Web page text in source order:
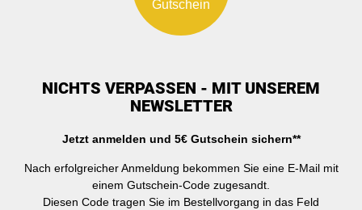
Gutschein
NICHTS VERPASSEN - MIT UNSEREM
NEWSLETTER
Jetzt anmelden und 5€ Gutschein sichern**
Nach erfolgreicher Anmeldung bekommen Sie eine E-Mail mit
einem Gutschein-Code zugesandt.
Diesen Code tragen Sie im Bestellvorgang in das Feld